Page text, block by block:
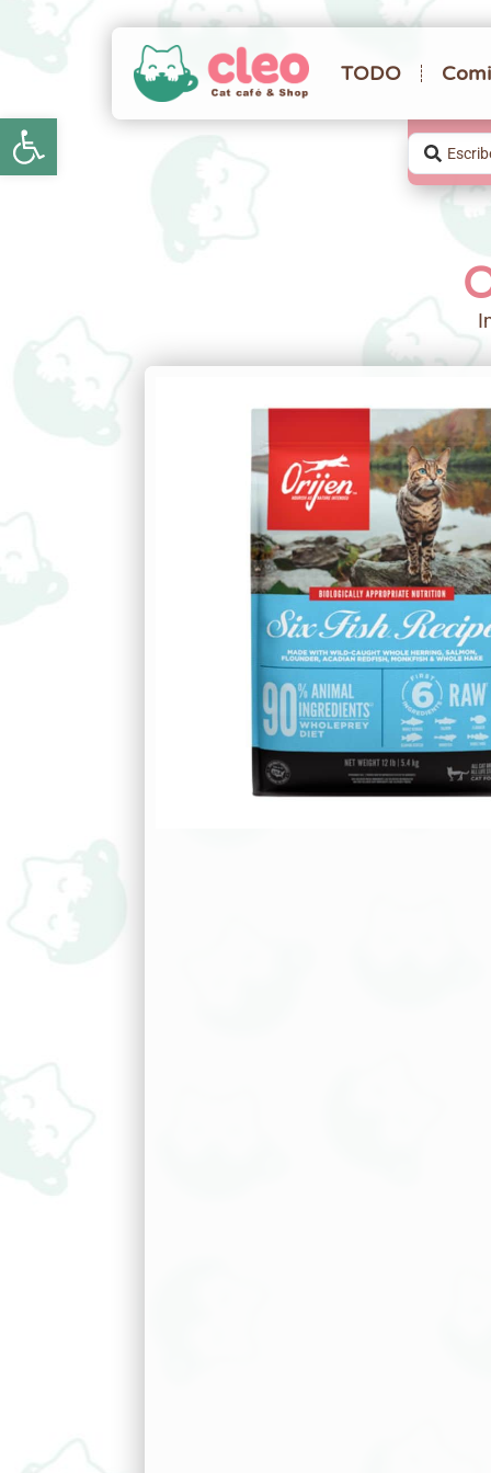
Abrir barra de herramientas
TODO